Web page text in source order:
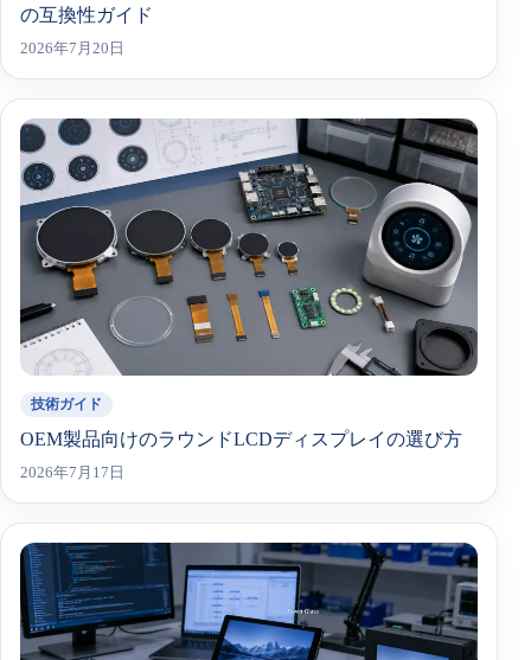
の互換性ガイド
2026年7月20日
技術ガイド
OEM製品向けのラウンドLCDディスプレイの選び方
2026年7月17日